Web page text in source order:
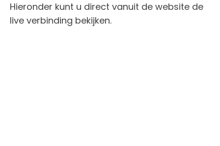
Hieronder kunt u direct vanuit de website de
live verbinding bekijken.